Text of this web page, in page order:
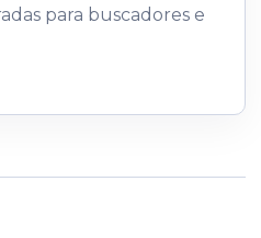
para buscadores e